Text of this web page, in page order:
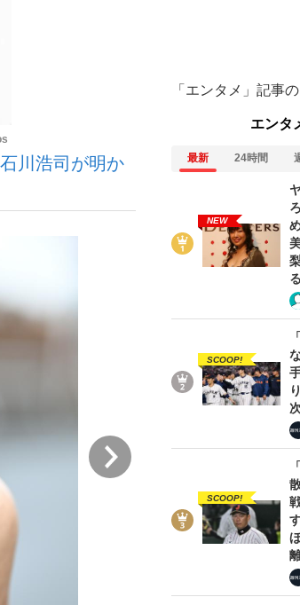
れているのが悲しい」『北の国から』倉本聰氏（
さら聞けない資産運用のすべて
川浩司が明か
「エンタメ」記事
エンタ
最新 24時間
NEW
SCOOP!
SCOOP!